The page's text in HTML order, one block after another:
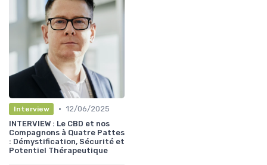
Interview • 12/06/2025
INTERVIEW : Le CBD et nos
Compagnons à Quatre Pattes
: Démystification, Sécurité et
Potentiel Thérapeutique